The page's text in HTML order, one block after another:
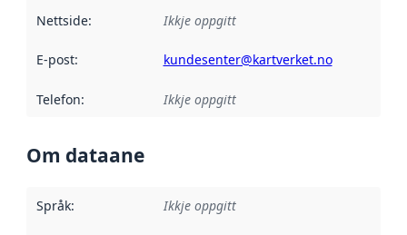
Nettside: Ikkje oppgitt
E-post: kundesenter@kartverket.no
Telefon: Ikkje oppgitt
Om dataane
Språk: Ikkje oppgitt